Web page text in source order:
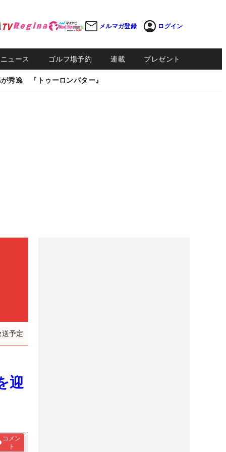
メルマガ登録 ログイン
ュース ゴルフ場予約 連載 プレゼント
秀逸 『トゥーロンパター』
予定
迎
コメン
ト